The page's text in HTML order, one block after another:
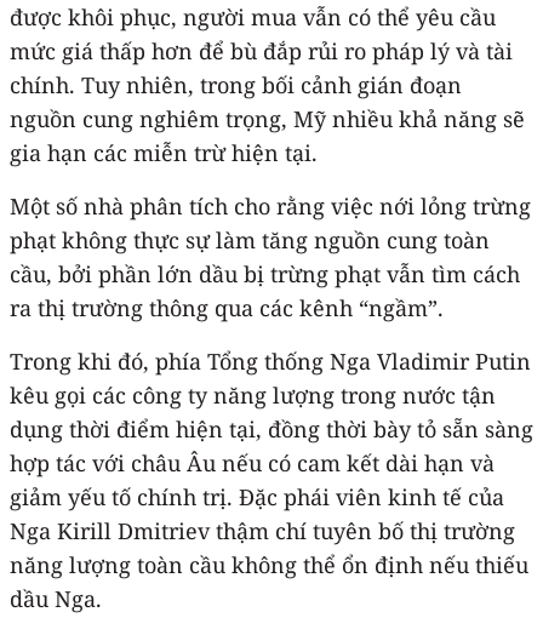
được khôi phục, người mua vẫn có thể yêu cầu
mức giá thấp hơn để bù đắp rủi ro pháp lý và tài
chính. Tuy nhiên, trong bối cảnh gián đoạn
nguồn cung nghiêm trọng, Mỹ nhiều khả năng sẽ
gia hạn các miễn trừ hiện tại.
Một số nhà phân tích cho rằng việc nới lỏng trừng
phạt không thực sự làm tăng nguồn cung toàn
cầu, bởi phần lớn dầu bị trừng phạt vẫn tìm cách
ra thị trường thông qua các kênh “ngầm”.
Trong khi đó, phía Tổng thống Nga Vladimir Putin
kêu gọi các công ty năng lượng trong nước tận
dụng thời điểm hiện tại, đồng thời bày tỏ sẵn sàng
hợp tác với châu Âu nếu có cam kết dài hạn và
giảm yếu tố chính trị. Đặc phái viên kinh tế của
Nga Kirill Dmitriev thậm chí tuyên bố thị trường
năng lượng toàn cầu không thể ổn định nếu thiếu
dầu Nga.